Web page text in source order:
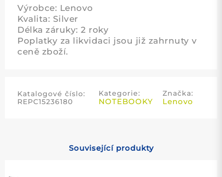
Výrobce: Lenovo
Kvalita: Silver
Délka záruky: 2 roky
Poplatky za likvidaci jsou již zahrnuty v
ceně zboží.
Katalogové číslo:
REPC15236180
Kategorie:
NOTEBOOKY
Značka:
Lenovo
Související produkty